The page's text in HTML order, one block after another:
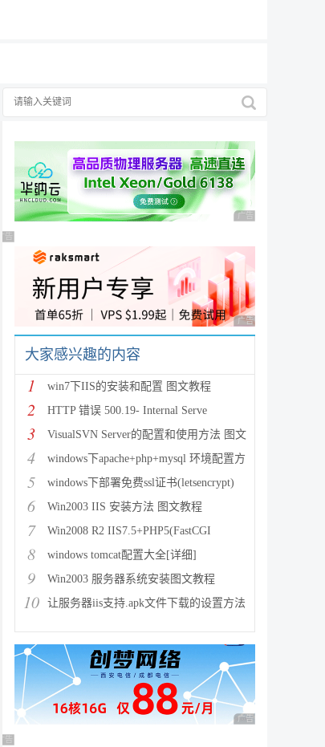
广告 商业广告，理性
广告 商业广告，理性选择
广告 商业广告，理性
大家感兴趣的内容
1 win7下IIS的安装和配置 图文教程
2 HTTP 错误 500.19- Internal Serve
3 VisualSVN Server的配置和使用方法 图文
4 windows下apache+php+mysql 环境配置方
5 windows下部署免费ssl证书(letsencrypt)
6 Win2003 IIS 安装方法 图文教程
7 Win2008 R2 IIS7.5+PHP5(FastCGI
8 windows tomcat配置大全[详细]
9 Win2003 服务器系统安装图文教程
10 让服务器iis支持.apk文件下载的设置方法
广告 商业广告，理性
广告 商业广告，理性选择